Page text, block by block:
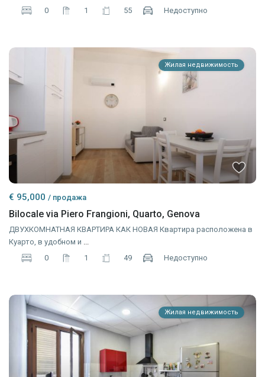
0
1 55 Недоступно
Жилая недвижимость
€ 95,000/ продажа
Bilocale via Piero Frangioni, Quarto, Genova
ДВУХКОМНАТНАЯ КВАРТИРА КАК НОВАЯ Квартира расположена в
Куарто, в удобном и ...
0
1 49 Недоступно
Жилая недвижимость